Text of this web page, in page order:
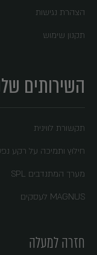
הצהרת נגישות
תקנון שימוש
השירותים
תקשורת לווינית
חילוץ ותמיכה על רקע
מערך המתנדבים SPL
MAGNUS לעסקים
חזרה למעלה